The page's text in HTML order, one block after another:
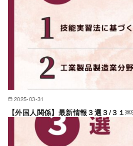
2025-03-31
【外国人関係】最新情報３選３/３１￼